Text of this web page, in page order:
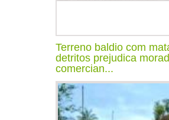
Terreno baldio com
detritos prejudica
comercian...